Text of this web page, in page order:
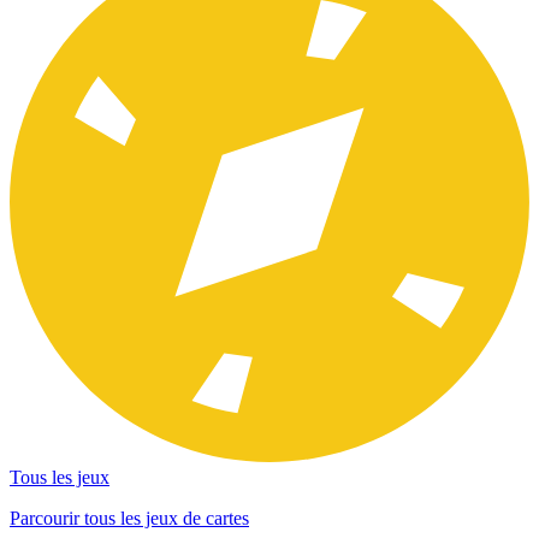
Tous les jeux
Parcourir tous les jeux de cartes